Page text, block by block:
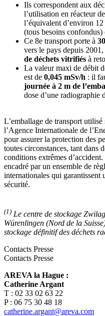
Ils correspondent aux
l’utilisation en réacteur de
l’équivalent d’environ
(tous besoins
Ce 8e transport porte à
vers le pays depuis
de déchets vitrifiés à
La valeur maxi de débit
est de 0,045 mSv/h : il
journée à 2 m de
dose d’une radiographie
L’emballage de transport
l’Agence Internationale de
pour assurer la protection des
toutes circonstances, tant dans
conditions extrêmes
encadré par un ensemble de
internationales qui garantissent
sécurité.
(1) Le centre de stockage
Würenlingen (Nord de la
stockage définitif des déchets
Contacts Presse
Contacts Presse
AREVA la Hague :
Catherine Argant
T : 02 33 02 63 22
P : 06 75 30 48 18
catherine.argant@areva.com